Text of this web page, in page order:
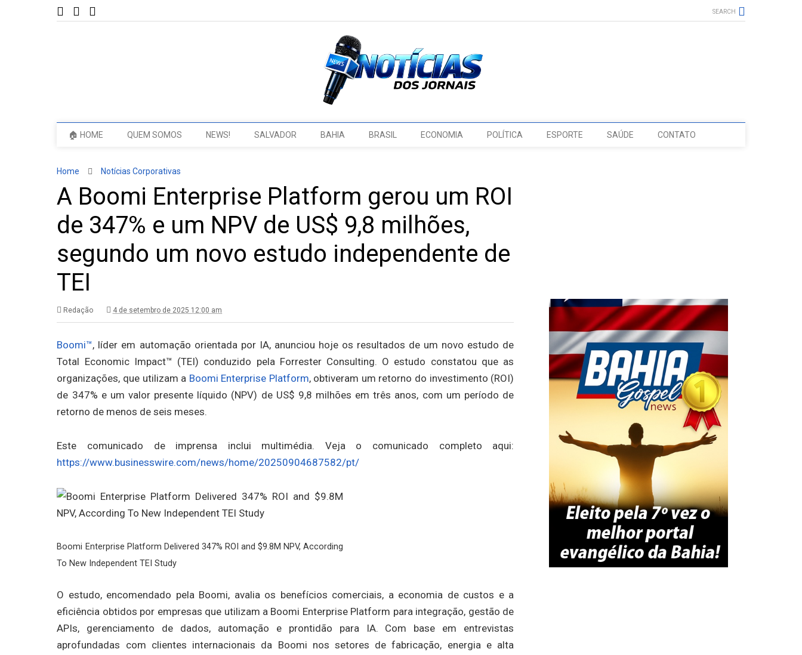
SEARCH
🏠 HOME QUEM SOMOS NEWS! SALVADOR BAHIA BRASIL ECONOMIA POLÍTICA ESPORTE SAÚDE CONTATO
Home Notícias Corporativas
A Boomi Enterprise Platform gerou um ROI
de 347% e um NPV de US$ 9,8 milhões,
segundo um novo estudo independente de
TEI
Redação 4 de setembro de 2025 12:00 am
Boomi™, líder em automação orientada por IA, anunciou hoje os resultados de um novo estudo de
Total Economic Impact™ (TEI) conduzido pela Forrester Consulting. O estudo constatou que as
organizações, que utilizam a Boomi Enterprise Platform, obtiveram um retorno do investimento (ROI)
de 347% e um valor presente líquido (NPV) de US$ 9,8 milhões em três anos, com um período de
retorno de menos de seis meses.
Este comunicado de imprensa inclui multimédia. Veja o comunicado completo aqui:
https://www.businesswire.com/news/home/20250904687582/pt/
Boomi Enterprise Platform Delivered 347% ROI and $9.8M NPV, According
To New Independent TEI Study
O estudo, encomendado pela Boomi, avalia os benefícios comerciais, a economia de custos e a
eficiência obtidos por empresas que utilizam a Boomi Enterprise Platform para integração, gestão de
APIs, gerenciamento de dados, automação e prontidão para IA. Com base em entrevistas
aprofundadas com clientes internacionais da Boomi nos setores de fabricação, energia e alta